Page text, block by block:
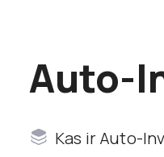
Auto-
Kas ir Auto-